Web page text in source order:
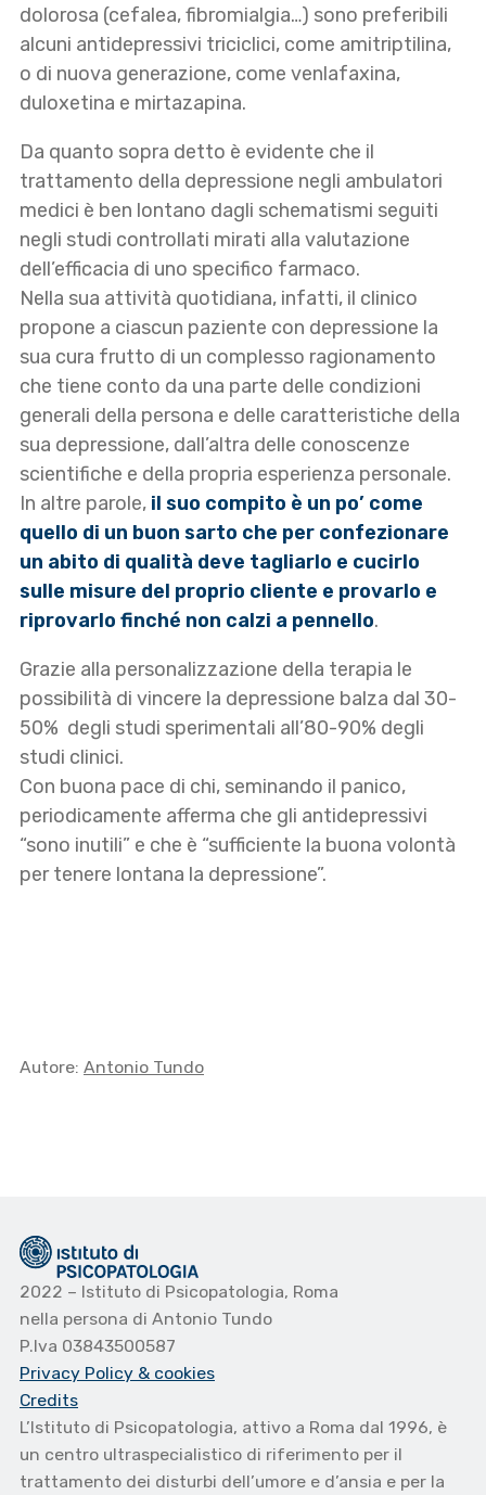
dolorosa (cefalea, fibromialgia…) sono preferibili
alcuni antidepressivi triciclici, come amitriptilina,
o di nuova generazione, come venlafaxina,
duloxetina e mirtazapina.
Da quanto sopra detto è evidente che il
trattamento della depressione negli ambulatori
medici è ben lontano dagli schematismi seguiti
negli studi controllati mirati alla valutazione
dell’efficacia di uno specifico farmaco.
Nella sua attività quotidiana, infatti, il clinico
propone a ciascun paziente con depressione la
sua cura frutto di un complesso ragionamento
che tiene conto da una parte delle condizioni
generali della persona e delle caratteristiche della
sua depressione, dall’altra delle conoscenze
scientifiche e della propria esperienza personale.
In altre parole, il suo compito è un po’ come
quello di un buon sarto che per confezionare
un abito di qualità deve tagliarlo e cucirlo
sulle misure del proprio cliente e provarlo e
riprovarlo finché non calzi a pennello.
Grazie alla personalizzazione della terapia le
possibilità di vincere la depressione balza dal 30-
50% degli studi sperimentali all’80-90% degli
studi clinici.
Con buona pace di chi, seminando il panico,
periodicamente afferma che gli antidepressivi
“sono inutili” e che è “sufficiente la buona volontà
per tenere lontana la depressione”.
Autore: Antonio Tundo
2022 – Istituto di Psicopatologia, Roma
nella persona di Antonio Tundo
P.Iva 03843500587
Privacy Policy & cookies
Credits
L’Istituto di Psicopatologia, attivo a Roma dal 1996, è
un centro ultraspecialistico di riferimento per il
trattamento dei disturbi dell’umore e d’ansia e per la